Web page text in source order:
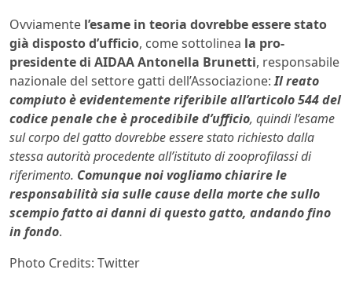
Ovviamente l’esame in teoria dovrebbe essere stato
già disposto d’ufficio, come sottolinea la pro-
presidente di AIDAA Antonella Brunetti, responsabile
nazionale del settore gatti dell’Associazione:Il reato
compiuto è evidentemente riferibile all’articolo 544 del
codice penale che è procedibile d’ufficio, quindi l’esame
sul corpo del gatto dovrebbe essere stato richiesto dalla
stessa autorità procedente all’istituto di zooprofilassi di
riferimento. Comunque noi vogliamo chiarire le
responsabilità sia sulle cause della morte che sullo
scempio fatto ai danni di questo gatto, andando fino
in fondo.
Photo Credits: Twitter